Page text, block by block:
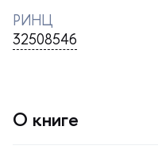
РИНЦ
32508546
О книге